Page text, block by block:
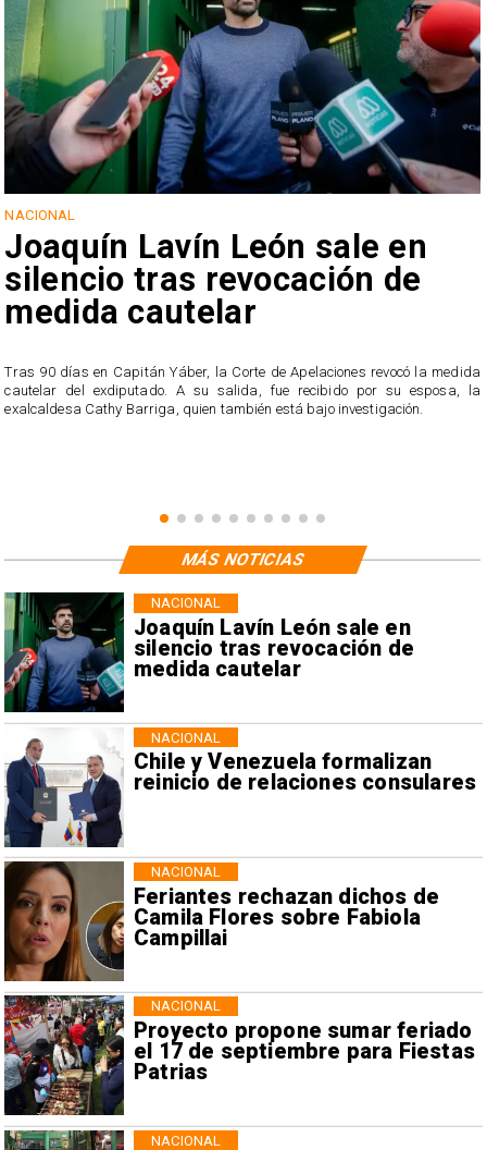
NACIONAL
Joaquín Lavín León sale en
silencio tras revocación de
medida cautelar
Tras 90 días en Capitán Yáber, la Corte de Apelaciones revocó la medida
cautelar del exdiputado. A su salida, fue recibido por su esposa, la
exalcaldesa Cathy Barriga, quien también está bajo investigación.
Joaquín Lavín León sale en
silencio tras revocación de
medida cautelar
NACIONAL
Chile y Venezuela formalizan
reinicio de relaciones consulares
NACIONAL
Feriantes rechazan dichos de
Camila Flores sobre Fabiola
Campillai
NACIONAL
Proyecto propone sumar feriado
el 17 de septiembre para Fiestas
Patrias
NACIONAL
NACIONAL
MÁS NOTICIAS